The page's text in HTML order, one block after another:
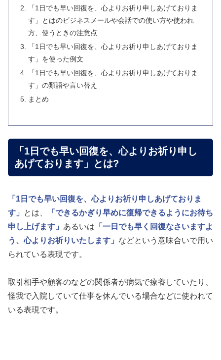
「1日でも早い回復を、心よりお祈り申しあげておりま
す」とはのビジネスメールや会話での使い方や使われ
方、使うときの注意点
「1日でも早い回復を、心よりお祈り申しあげておりま
す」を使った例文
「1日でも早い回復を、心よりお祈り申しあげておりま
す」の類語や言い替え
まとめ
「1日でも早い回復を、心よりお祈り申し
あげております」とは?
「1日でも早い回復を、心よりお祈り申しあげておりま
す」
とは、
「できるかぎり早めに復帰できるようにお待ち
申し上げます」 あるいは 「一日でも早く回復なさいますよ
う、心よりお祈りいたします」 などという意味合いで用い
られている表現です。
取引相手や顧客のなどの関係者が病気で療養していたり、
怪我で入院していて仕事を休んでいる場合などに使われて
いる表現です。